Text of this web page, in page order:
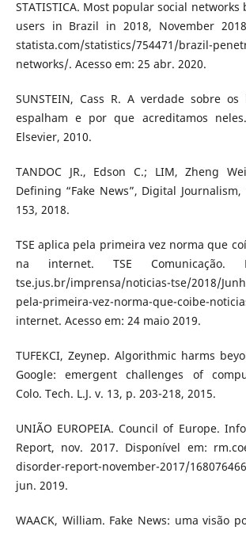
STATISTICA. Most popular social
users in Brazil in 2018, November
statista.com/statistics/754471/brazil-
networks/. Acesso em: 25 abr. 2020.
SUNSTEIN, Cass R. A verdade sobre os
espalham e por que acreditamos
Elsevier, 2010.
TANDOC JR., Edson C.; LIM, Zheng
Defining “Fake News”, Digital
153, 2018.
TSE aplica pela primeira vez norma que
na internet. TSE Comunicação.
tse.jus.br/imprensa/noticias-tse/2018/
pela-primeira-vez-norma-que-coibe-
internet. Acesso em: 24 maio 2019.
TUFEKCI, Zeynep. Algorithmic harms
Google: emergent challenges of
Colo. Tech. L.J. v. 13, p. 203-218, 2015.
UNIÃO EUROPEIA. Council of Europe.
Report, nov. 2017. Disponível em:
disorder-report-november-2017/
jun. 2019.
WAACK, William. Fake News: uma visão